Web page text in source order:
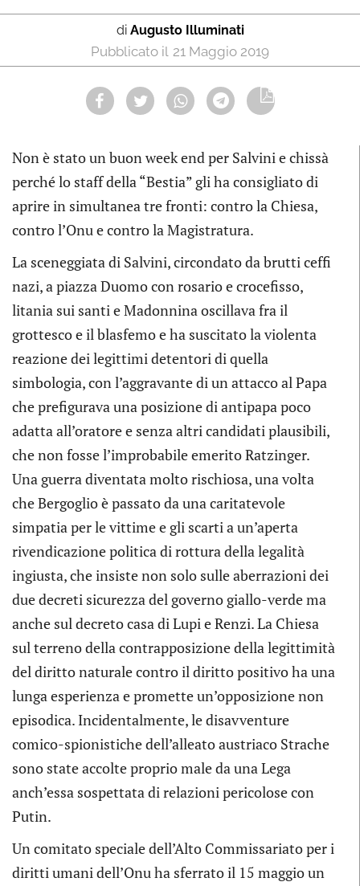
di Augusto Illuminati
21 Maggio 2019
Non è stato un buon week end per Salvini e chissà
perché lo staff della “Bestia” gli ha consigliato di
aprire in simultanea tre fronti: contro la Chiesa,
contro l’Onu e contro la Magistratura.
La sceneggiata di Salvini, circondato da brutti ceffi
nazi, a piazza Duomo con rosario e crocefisso,
litania sui santi e Madonnina oscillava fra il
grottesco e il blasfemo e ha suscitato la violenta
reazione dei legittimi detentori di quella
simbologia, con l’aggravante di un attacco al Papa
che prefigurava una posizione di antipapa poco
adatta all’oratore e senza altri candidati plausibili,
che non fosse l’improbabile emerito Ratzinger.
Una guerra diventata molto rischiosa, una volta
che Bergoglio è passato da una caritatevole
simpatia per le vittime e gli scarti a un’aperta
rivendicazione politica di rottura della legalità
ingiusta, che insiste non solo sulle aberrazioni dei
due decreti sicurezza del governo giallo-verde ma
anche sul decreto casa di Lupi e Renzi. La Chiesa
sul terreno della contrapposizione della legittimità
del diritto naturale contro il diritto positivo ha una
lunga esperienza e promette un’opposizione non
episodica. Incidentalmente, le disavventure
comico-spionistiche dell’alleato austriaco Strache
sono state accolte proprio male da una Lega
anch’essa sospettata di relazioni pericolose con
Putin.
Un comitato speciale dell’Alto Commissariato per i
diritti umani dell’Onu ha sferrato il 15 maggio un